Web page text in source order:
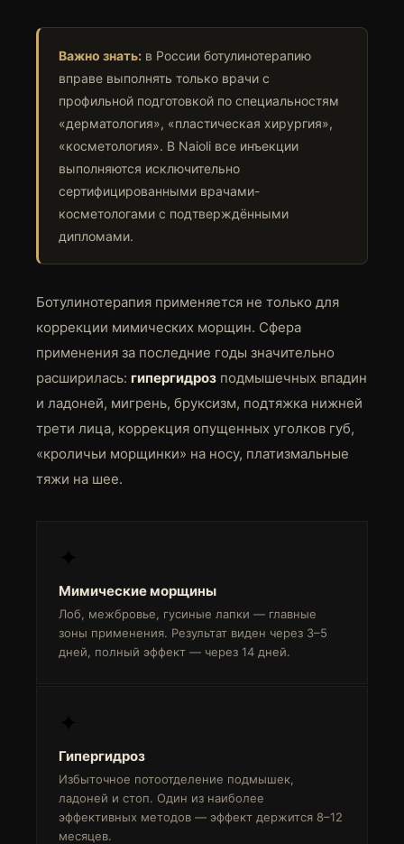
Важно знать: в России ботулинотерапию
вправе выполнять только врачи с
профильной подготовкой по специальностям
«дерматология», «пластическая хирургия»,
«косметология». В Naioli все инъекции
выполняются исключительно
сертифицированными врачами-
косметологами с подтверждёнными
дипломами.
Ботулинотерапия применяется не только для
коррекции мимических морщин. Сфера
применения за последние годы значительно
расширилась: гипергидроз подмышечных впадин
и ладоней, мигрень, бруксизм, подтяжка нижней
трети лица, коррекция опущенных уголков губ,
«кроличьи морщинки» на носу, платизмальные
тяжи на шее.
Мимические морщины
Лоб, межбровье, гусиные лапки — главные
зоны применения. Результат виден через 3–5
дней, полный эффект — через 14 дней.
Гипергидроз
Избыточное потоотделение подмышек,
ладоней и стоп. Один из наиболее
эффективных методов — эффект держится 8–12
месяцев.